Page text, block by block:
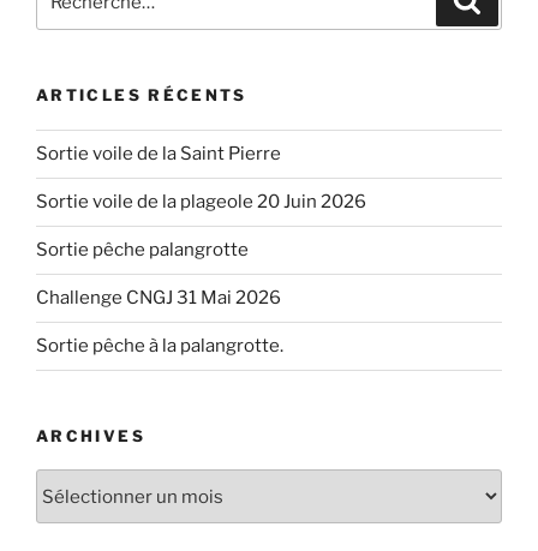
pour
ARTICLES RÉCENTS
Sortie voile de la Saint Pierre
Sortie voile de la plageole 20 Juin 2026
Sortie pêche palangrotte
Challenge CNGJ 31 Mai 2026
Sortie pêche à la palangrotte.
ARCHIVES